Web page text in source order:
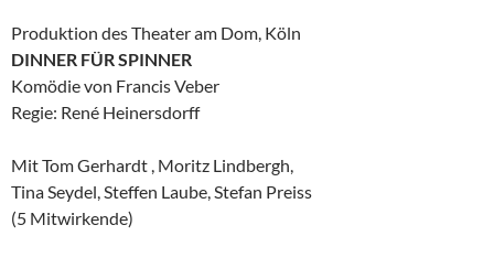
Produktion des Theater am Dom, Köln
DINNER FÜR SPINNER
Komödie von Francis Veber
Regie: René Heinersdorff
Mit Tom Gerhardt , Moritz Lindbergh,
Tina Seydel, Steffen Laube, Stefan Preiss
(5 Mitwirkende)